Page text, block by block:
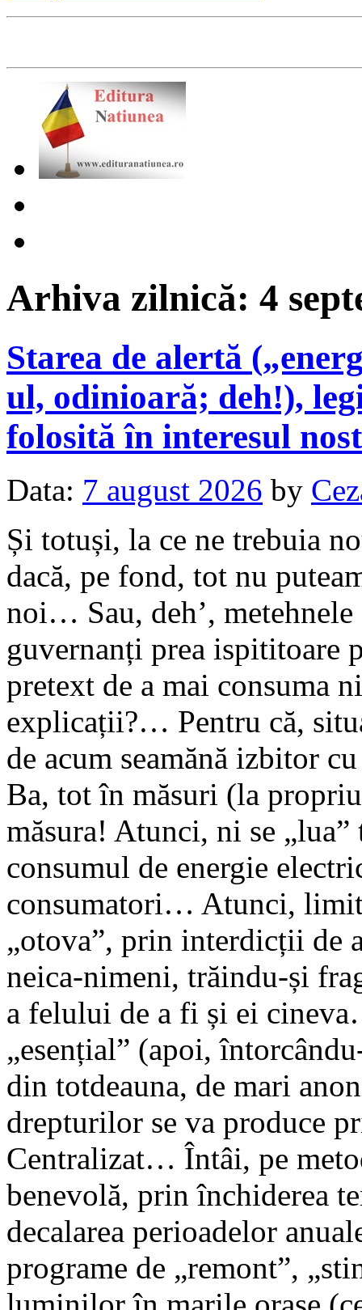
Arhiva zilnică: 4
Starea de alertă
ul, odinioară; deh!),
folosită în interesul
Data: 7 august 2026 by
Și totuși, la ce ne trebuia
dacă, pe fond, tot nu
noi… Sau, deh’,
guvernanți prea ispititoare
pretext de a mai consuma
explicații?… Pentru că,
de acum seamănă izbitor
Ba, tot în măsuri (la
măsura! Atunci, ni se
consumul de energie
consumatori… Atunci,
„otova”, prin interdicții de
neica-nimeni, trăindu-și
a felului de a fi și ei
„esențial” (apoi,
din totdeauna, de mari
drepturilor se va produce
Centralizat… Întâi, pe
benevolă, prin închiderea
decalarea perioadelor
programe de „remont”,